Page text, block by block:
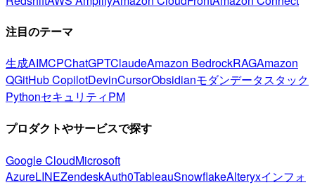
注目のテーマ
生成AIMCPChatGPTClaudeAmazon BedrockRAGAmazon
QGitHub CopilotDevinCursorObsidianモダンデータスタック
PythonセキュリティPM
プロダクトやサービスで探す
Google CloudMicrosoft
AzureLINEZendeskAuth0TableauSnowflakeAlteryxインフォ